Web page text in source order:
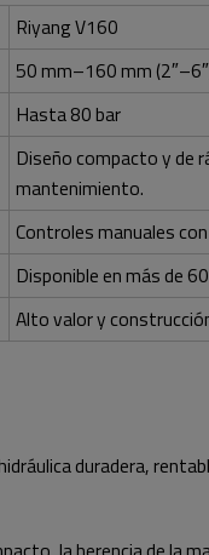
Riyang V160
50 mm–160 mm
Hasta 80 bar
Diseño compacto y de
mantenimiento.
Controles manuales
Disponible en más de
Alto valor y
duradera,